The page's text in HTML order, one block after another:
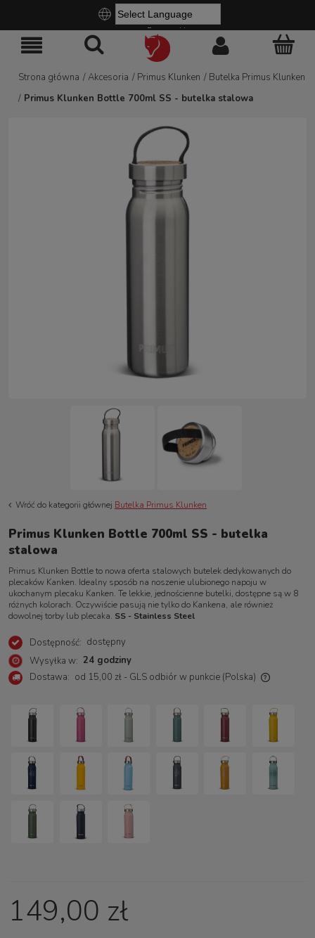
Powered by
Strona główna /Akcesoria / Primus Klunken / Butelka Primus Klunken
/ Primus Klunken Bottle 700ml SS - butelka stalowa
Wróć do kategorii głównej Butelka Primus Klunken
Primus Klunken Bottle 700ml SS - butelka
stalowa
Primus Klunken Bottle to nowa oferta stalowych butelek dedykowanych do
plecaków Kanken. Idealny sposób na noszenie ulubionego napoju w
ukochanym plecaku Kanken. Te lekkie, jednościenne butelki, dostępne są w 8
różnych kolorach. Oczywiście pasują nie tylko do Kankena, ale również
dowolnej torby lub plecaka. SS - Stainless Steel
Dostępność: dostępny
Wysyłka w: 24 godziny
Dostawa: od 15,00 zł - GLS odbiór w punkcie (Polska)
149,00 zł